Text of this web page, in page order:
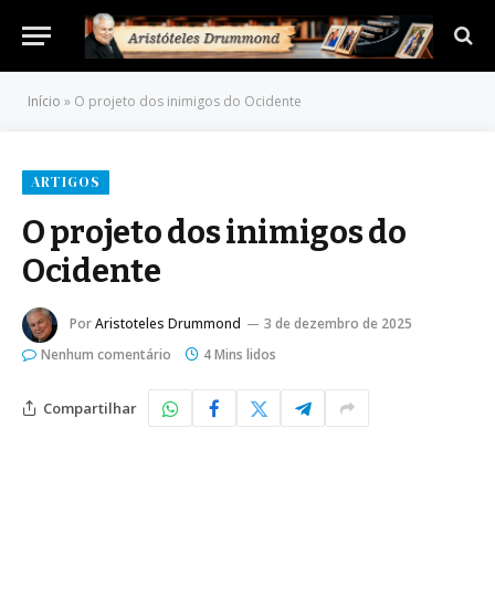
Início » O projeto dos inimigos do Ocidente
ARTIGOS
O projeto dos inimigos do
Ocidente
PorAristoteles Drummond
3 de dezembro de 2025
Nenhum comentário
4 Mins lidos
Compartilhar